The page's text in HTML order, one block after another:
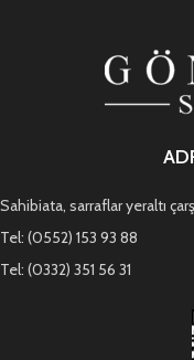
Sahibiata, sarraflar yeraltı
Tel: (0552) 153 93 88
Tel: (0332) 351 56 31